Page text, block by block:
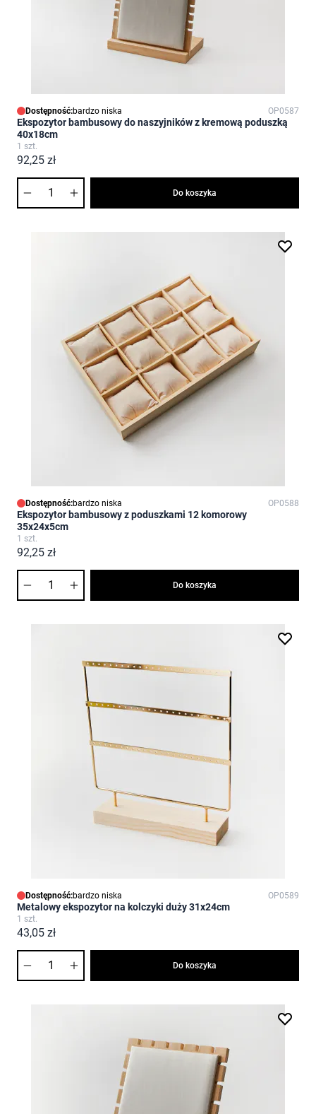
Dostępność:bardzo niska OP0587
Ekspozytor bambusowy do naszyjników z kremową poduszką
40x18cm
1 szt.
92,25 zł
Do koszyka
Dostępność:bardzo niska OP0588
Ekspozytor bambusowy z poduszkami 12 komorowy
35x24x5cm
1 szt.
92,25 zł
Do koszyka
Dostępność:bardzo niska OP0589
Metalowy ekspozytor na kolczyki duży 31x24cm
1 szt.
43,05 zł
Do koszyka